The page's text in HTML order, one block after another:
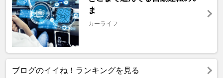
ま
カーライフ
ブログのイイね！ランキングを見る